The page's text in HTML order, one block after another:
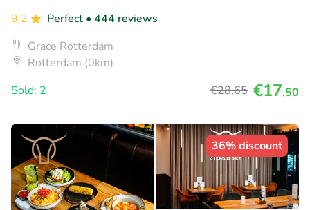
9.2
Perfect • 444 reviews
Grace Rotterdam
Rotterdam (0km)
Sold: 2
€28,65 €17,50
36% discount